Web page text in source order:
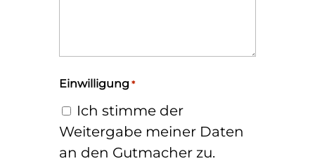
Einwilligung *
Ich stimme der
Weitergabe meiner Daten
an den Gutmacher zu.